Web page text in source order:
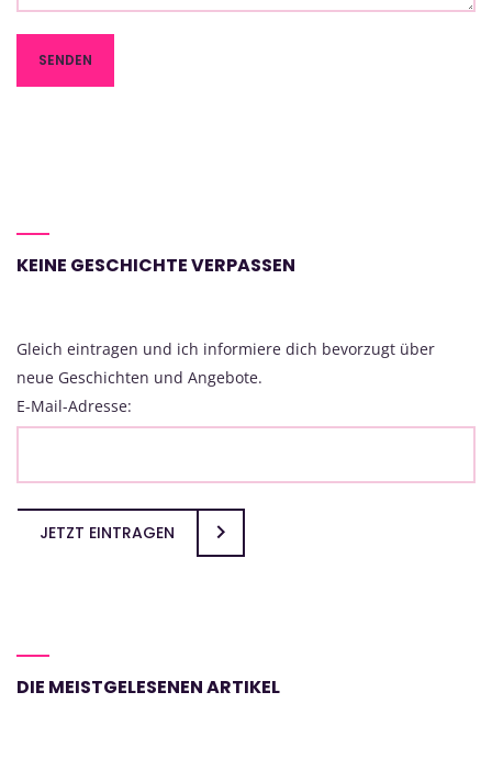
KEINE GESCHICHTE VERPASSEN
Gleich eintragen und ich informiere dich bevorzugt über
neue Geschichten und Angebote.
E-Mail-Adresse:
JETZT EINTRAGEN
DIE MEISTGELESENEN ARTIKEL